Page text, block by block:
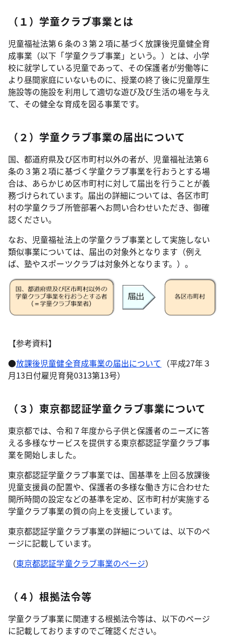
（１）学童クラブ事業とは
児童福祉法第６条の３第２項に基づく放課後児童健全育
成事業（以下「学童クラブ事業」という。）とは、小学
校に就学している児童であって、その保護者が労働等に
より昼間家庭にいないものに、授業の終了後に児童厚生
施設等の施設を利用して適切な遊び及び生活の場を与え
て、その健全な育成を図る事業です。
（２）学童クラブ事業の届出について
国、都道府県及び区市町村以外の者が、児童福祉法第６
条の３第２項に基づく学童クラブ事業を行おうとする場
合は、あらかじめ区市町村に対して届出を行うことが義
務づけられています。届出の詳細については、各区市町
村の学童クラブ所管部署へお問い合わせいただき、御確
認ください。
なお、児童福祉法上の学童クラブ事業として実施しない
類似事業については、届出の対象外となります（例え
ば、塾やスポーツクラブは対象外となります。）。
【参考資料】
●放課後児童健全育成事業の届出について （平成27年３
月13日付雇児育発0313第13号）
（３）東京都認証学童クラブ事業について
東京都では、令和７年度から子供と保護者のニーズに答
える多様なサービスを提供する東京都認証学童クラブ事
業を開始しました。
東京都認証学童クラブ事業では、国基準を上回る放課後
児童支援員の配置や、保護者の多様な働き方に合わせた
開所時間の設定などの基準を定め、区市町村が実施する
学童クラブ事業の質の向上を支援しています。
東京都認証学童クラブ事業の詳細については、以下のペ
ージに記載しています。
（東京都認証学童クラブ事業のページ）
（４）根拠法令等
学童クラブ事業に関連する根拠法令等は、以下のページ
に記載しておりますのでご確認ください。